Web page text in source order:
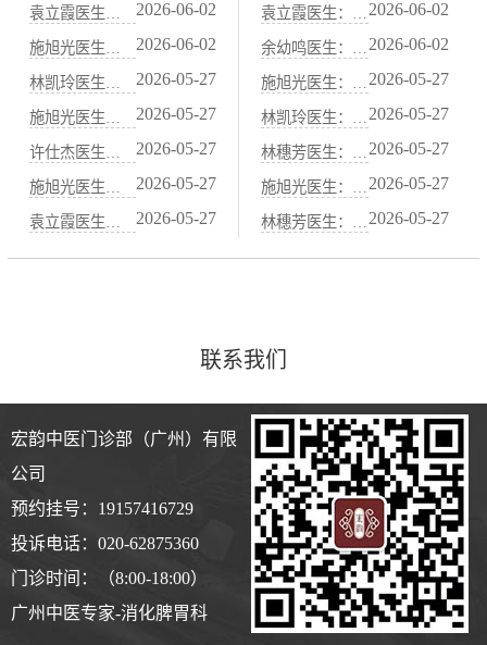
2026-06-02 2026-06-02
2026-06-02 2026-06-02
2026-05-27 2026-05-27
2026-05-27 2026-05-27
2026-05-27 2026-05-27
2026-05-27 2026-05-27
2026-05-27 2026-05-27
联系我们
宏韵中医门诊部（广州）有限
公司
预约挂号：19157416729
投诉电话：020-62875360
门诊时间：（8:00-18:00）
广州中医专家-消化脾胃科